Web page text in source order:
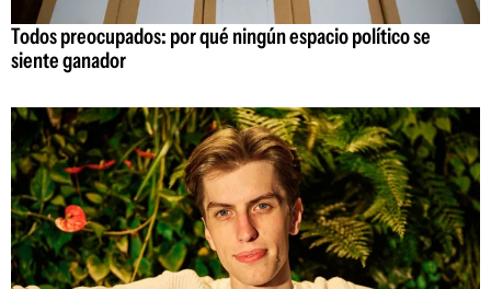
Todos preocupados: por qué ningún espacio político se
siente ganador